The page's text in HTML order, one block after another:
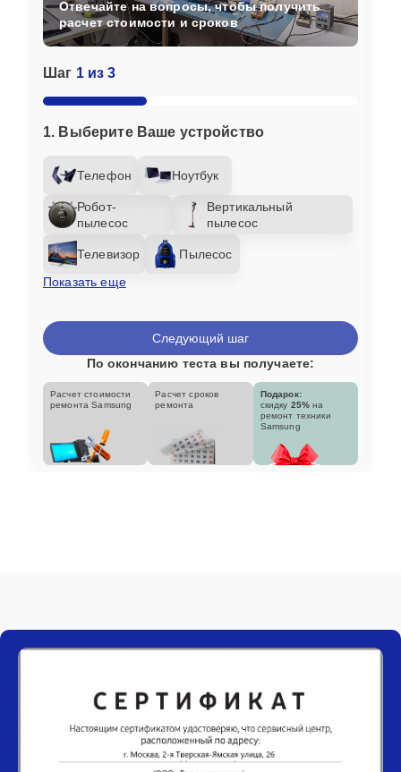
Шаг 1 из 3
1. Выберите Ваше устройство
Телефон Ноутбук
Робот-
пылесос
Вертикальный
пылесос
Телевизор
Пылесос
Показать еще
Отвечайте на вопросы, чтобы получить
расчет стоимости и сроков
Следующий шаг
По окончанию теста вы получаете:
Расчет стоимости
ремонта Samsung
Расчет сроков
ремонта
Подарок:
скидку 25% на
ремонт техники
Samsung